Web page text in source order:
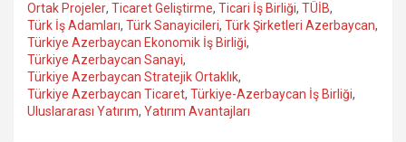
Ortak Projeler, Ticaret Geliştirme, Ticari İş Birliği, TÜİB,
Türk İş Adamları, Türk Sanayicileri, Türk Şirketleri Azerbaycan,
Türkiye Azerbaycan Ekonomik İş Birliği,
Türkiye Azerbaycan Sanayi,
Türkiye Azerbaycan Stratejik Ortaklık,
Türkiye Azerbaycan Ticaret, Türkiye-Azerbaycan İş Birliği,
Uluslararası Yatırım, Yatırım Avantajları